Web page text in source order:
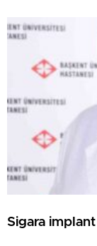
Sigara